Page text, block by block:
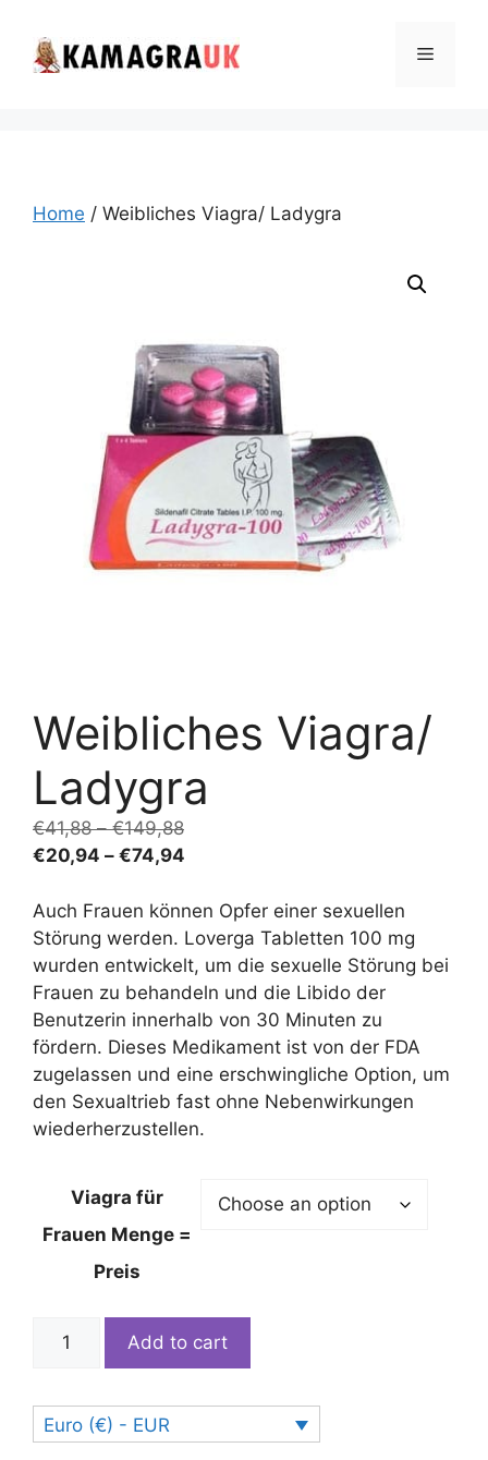
content
Menu
Home / Weibliches Viagra/ Ladygra
Weibliches Viagra/
Ladygra
€41,88 – €149,88Price
range:
through
€149,88
€20,94 – €74,94
€20,94
through
€74,94
Auch Frauen können Opfer einer sexuellen
Störung werden. Loverga Tabletten 100 mg
wurden entwickelt, um die sexuelle Störung bei
Frauen zu behandeln und die Libido der
Benutzerin innerhalb von 30 Minuten zu
fördern. Dieses Medikament ist von der FDA
zugelassen und eine erschwingliche Option, um
den Sexualtrieb fast ohne Nebenwirkungen
wiederherzustellen.
Viagra für
Frauen Menge =
Preis
Weibliches
quantity
Add to cart
Euro (€) - EUR